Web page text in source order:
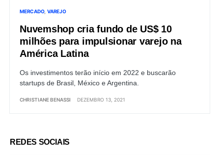
MERCADO VAREJO
Nuvemshop cria fundo de US$ 10
milhões para impulsionar varejo na
América Latina
Os investimentos terão início em 2022 e buscarão
startups de Brasil, México e Argentina.
CHRISTIANE BENASSI DEZEMBRO 13, 2021
REDES SOCIAIS